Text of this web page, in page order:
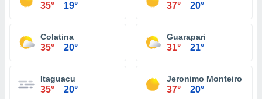
35° 19° 37° 20°
Colatina
35° 20°
Guarapari
31° 21°
Itaguacu
35° 20°
Jeronimo Monteiro
37° 20°